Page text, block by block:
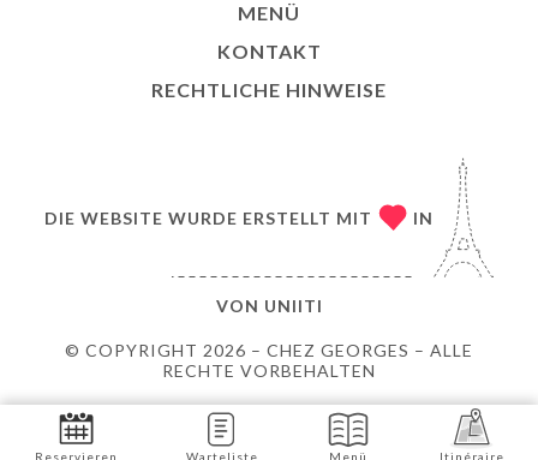
MENÜ
KONTAKT
RECHTLICHE HINWEISE
© COPYRIGHT 2026 – CHEZ GEORGES – ALLE
RECHTE VORBEHALTEN
DIE WEBSITE WURDE ERSTELLT MIT IN
VON UNIITI
Reservieren Warteliste Menü Itinéraire